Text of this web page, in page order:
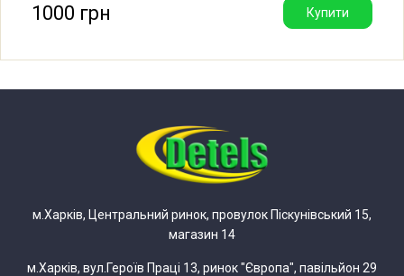
Zelmer Z98686/00
Zelmer ZMM0908GRU(01)(886.8MP)
Zelmer ZMM0908GRU(886.8MP)
Zelmer ZMM0908GRU/00
1000 грн Купити
м.Харків, Центральний ринок, провулок Піскунівський 15,
магазин 14
м.Харків, вул.Героїв Праці 13, ринок "Європа", павільйон 29